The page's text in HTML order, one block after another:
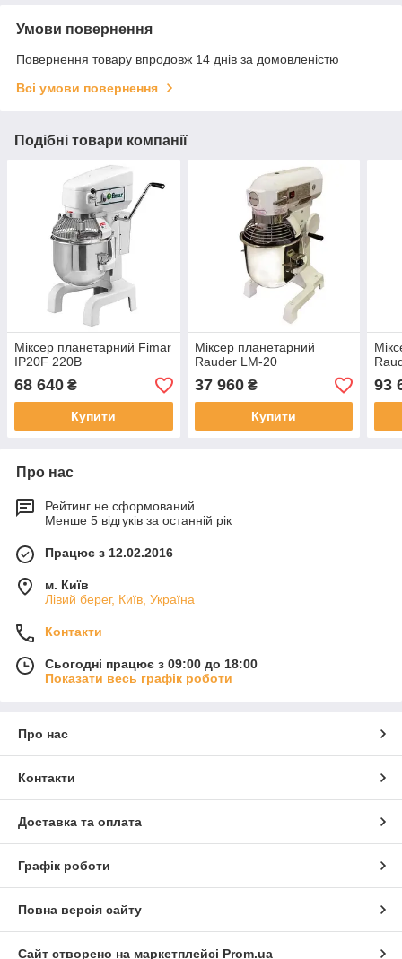
Умови повернення
Повернення товару впродовж 14 днів за домовленістю
Всі умови повернення
Подібні товари компанії
Міксер планетарний Fimar
IP20F 220В
68 640 ₴
Купити
Міксер планетарний
Rauder LM-20
37 960₴
Купити
93
Про нас
Рейтинг не сформований
Менше 5 відгуків за останній рік
Працює з 12.02.2016
м. Київ
Лівий берег, Київ, Україна
Контакти
Сьогодні працює з 09:00 до 18:00
Показати весь графік роботи
Про нас
Контакти
Доставка та оплата
Графік роботи
Повна версія сайту
Сайт створено на маркетплейсі Prom.ua